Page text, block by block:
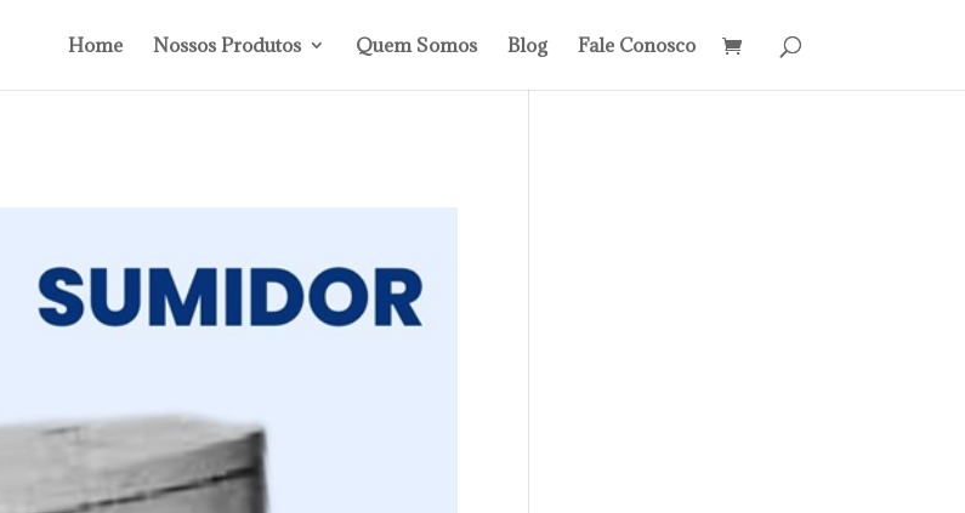
Home Nossos Produtos Quem Somos Blog Fale Conosco